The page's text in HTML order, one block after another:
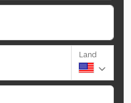
Land